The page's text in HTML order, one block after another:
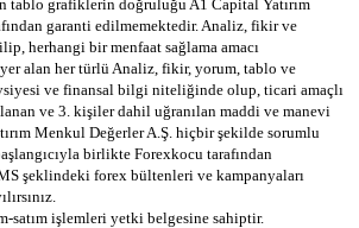
tablo grafiklerin doğruluğu A1 Capital Yatırım
garanti edilmemektedir. Analiz, fikir ve
herhangi bir menfaat sağlama amacı
alan her türlü Analiz, fikir, yorum, tablo ve
ve finansal bilgi niteliğinde olup, ticari amaçlı
ve 3. kişiler dahil uğranılan maddi ve manevi
Menkul Değerler A.Ş. hiçbir şekilde sorumlu
birlikte Forexkocu tarafından
şeklindeki forex bültenleri ve kampanyaları
satım işlemleri yetki belgesine sahiptir.